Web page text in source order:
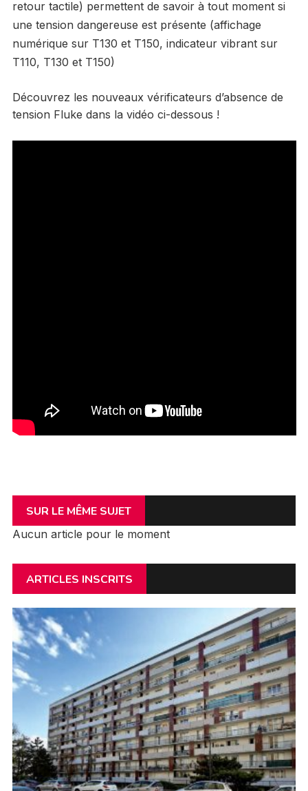
retour tactile) permettent de savoir à tout moment si
une tension dangereuse est présente (affichage
numérique sur T130 et T150, indicateur vibrant sur
T110, T130 et T150)
Découvrez les nouveaux vérificateurs d’absence de
tension Fluke dans la vidéo ci-dessous !
SUR LE MÊME SUJET
Aucun article pour le moment
ARTICLES INSCRITS